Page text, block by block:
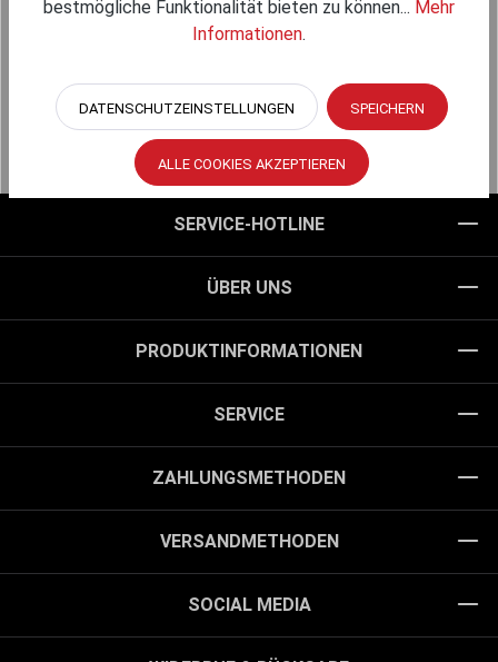
SERVICE-HOTLINE
ÜBER UNS
PRODUKTINFORMATIONEN
SERVICE
ZAHLUNGSMETHODEN
VERSANDMETHODEN
SOCIAL MEDIA
bestmögliche Funktionalität bieten zu können... Mehr
Informationen.
DATENSCHUTZEINSTELLUNGEN SPEICHERN
ALLE COOKIES AKZEPTIEREN